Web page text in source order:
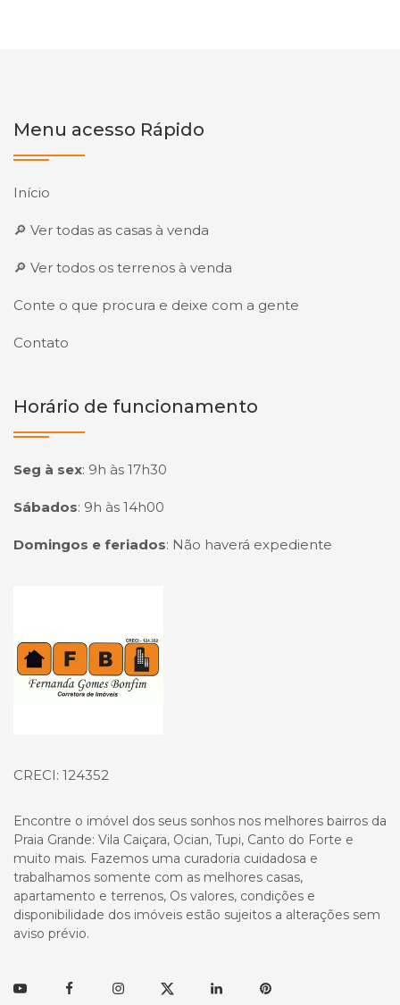
Menu acesso Rápido
Início
🔎 Ver todas as casas à venda
🔎 Ver todos os terrenos à venda
Conte o que procura e deixe com a gente
Contato
Horário de funcionamento
Seg à sex: 9h às 17h30
Sábados: 9h às 14h00
Domingos e feriados: Não haverá expediente
CRECI: 124352
Encontre o imóvel dos seus sonhos nos melhores bairros da
Praia Grande: Vila Caiçara, Ocian, Tupi, Canto do Forte e
muito mais. Fazemos uma curadoria cuidadosa e
trabalhamos somente com as melhores casas,
apartamento e terrenos, Os valores, condições e
disponibilidade dos imóveis estão sujeitos a alterações sem
aviso prévio.
YoutubeFacebookInstagramTwitter LinkedinPinterest